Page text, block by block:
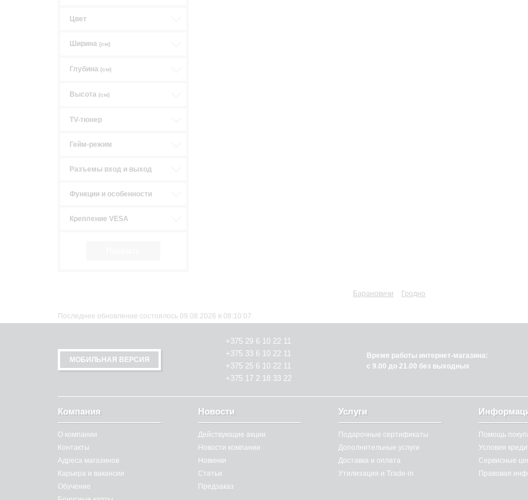
Цвет
Ширина (см)
Глубина (см)
Высота (см)
TV-тюнер
Гейм-режим
Разъемы вход и выход
Функции и особенности
Крепление VESA
Барановичи Гродно
Последнее обновление состоялось 09.08.2026 в 08:10:07
МОБИЛЬНАЯ ВЕРСИЯ
+375 29 6 10 22 11
+375 33 6 10 22 11
+375 25 6 10 22 11
+375 17 2 18 33 22
Время работы интернет-магазина:
с 9.00 до 21.00 без выходных
Компания
О компании
Контакты
Адреса магазинов
Карьера и вакансии
Обучение
Новости
Действующие акции
Новости компании
Новинки
Статьи
Предзаказ
Услуги
Подарочные сертификаты
Дополнительные услуги
Доставка и оплата
Утилизация и Trade-in
Помощь
Условия
Сервисные
Правовая